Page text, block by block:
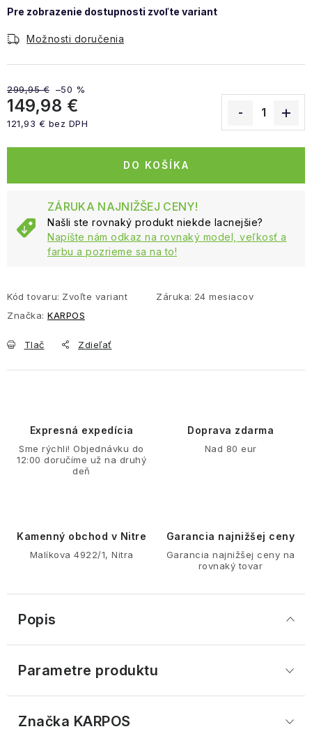
Možnosti doručenia
299,95 € –50 %
149,98 €
121,93 € bez DPH
DO KOŠÍKA
ZÁRUKA NAJNIŽŠEJ CENY!
Našli ste rovnaký produkt niekde lacnejšie?
Napíšte nám odkaz na rovnaký model, veľkosť a
farbu a pozrieme sa na to!
Kód tovaru: Zvoľte variant Záruka: 24 mesiacov
Značka: KARPOS
Tlač Zdieľať
Expresná expedícia
Sme rýchli! Objednávku do
12:00 doručíme už na druhý
deň
Doprava zdarma
Nad 80 eur
Kamenný obchod v Nitre
Malíkova 4922/1, Nitra
Garancia najnižšej ceny
Garancia najnižšej ceny na
rovnaký tovar
Popis
Parametre produktu
Značka KARPOS